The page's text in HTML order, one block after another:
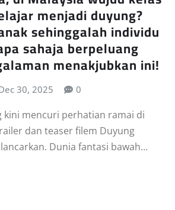
menjadi duyung?
sehinggalah individu
sahaja berpeluang
menakjubkan ini!
30, 2025 0
kini mencuri perhatian ramai di
dan teaser filem Duyung
Dunia fantasi bawah…